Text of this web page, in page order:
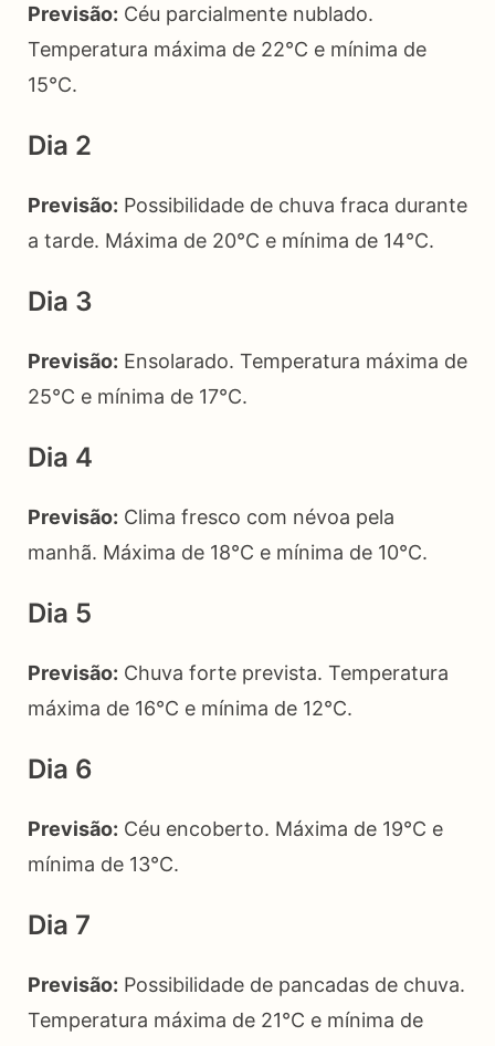
Previsão: Céu parcialmente nublado.
Temperatura máxima de 22°C e mínima de
15°C.
Dia 2
Previsão: Possibilidade de chuva fraca durante
a tarde. Máxima de 20°C e mínima de 14°C.
Dia 3
Previsão: Ensolarado. Temperatura máxima de
25°C e mínima de 17°C.
Dia 4
Previsão: Clima fresco com névoa pela
manhã. Máxima de 18°C e mínima de 10°C.
Dia 5
Previsão: Chuva forte prevista. Temperatura
máxima de 16°C e mínima de 12°C.
Dia 6
Previsão: Céu encoberto. Máxima de 19°C e
mínima de 13°C.
Dia 7
Previsão: Possibilidade de pancadas de chuva.
Temperatura máxima de 21°C e mínima de